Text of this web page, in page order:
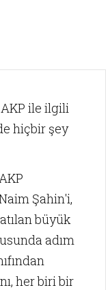
ile ilgili
hiçbir şey
Şahin'i,
büyük
adım
her biri bir